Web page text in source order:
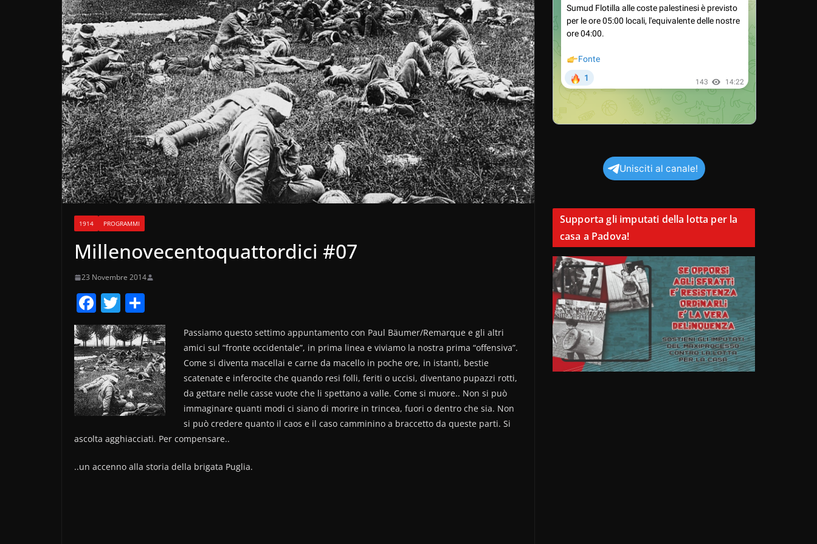
1914 PROGRAMMI
Millenovecentoquattordici #07
23 Novembre 2014
F
a
c
e
b
o
o
k
T
w
itt
er
o
n
di
vi
di
Passiamo questo settimo appuntamento con Paul Bäumer/Remarque e gli altri
amici sul “fronte occidentale”, in prima linea e viviamo la nostra prima “offensiva”.
Come si diventa macellai e carne da macello in poche ore, in istanti, bestie
scatenate e inferocite che quando resi folli, feriti o uccisi, diventano pupazzi rotti,
da gettare nelle casse vuote che li spettano a valle. Come si muore.. Non si può
immaginare quanti modi ci siano di morire in trincea, fuori o dentro che sia. Non
si può credere quanto il caos e il caso camminino a braccetto da queste parti. Si
ascolta agghiacciati. Per compensare..
..un accenno alla storia della brigata Puglia.
Unisciti al canale!
Supporta gli imputati della lotta per la
casa a Padova!